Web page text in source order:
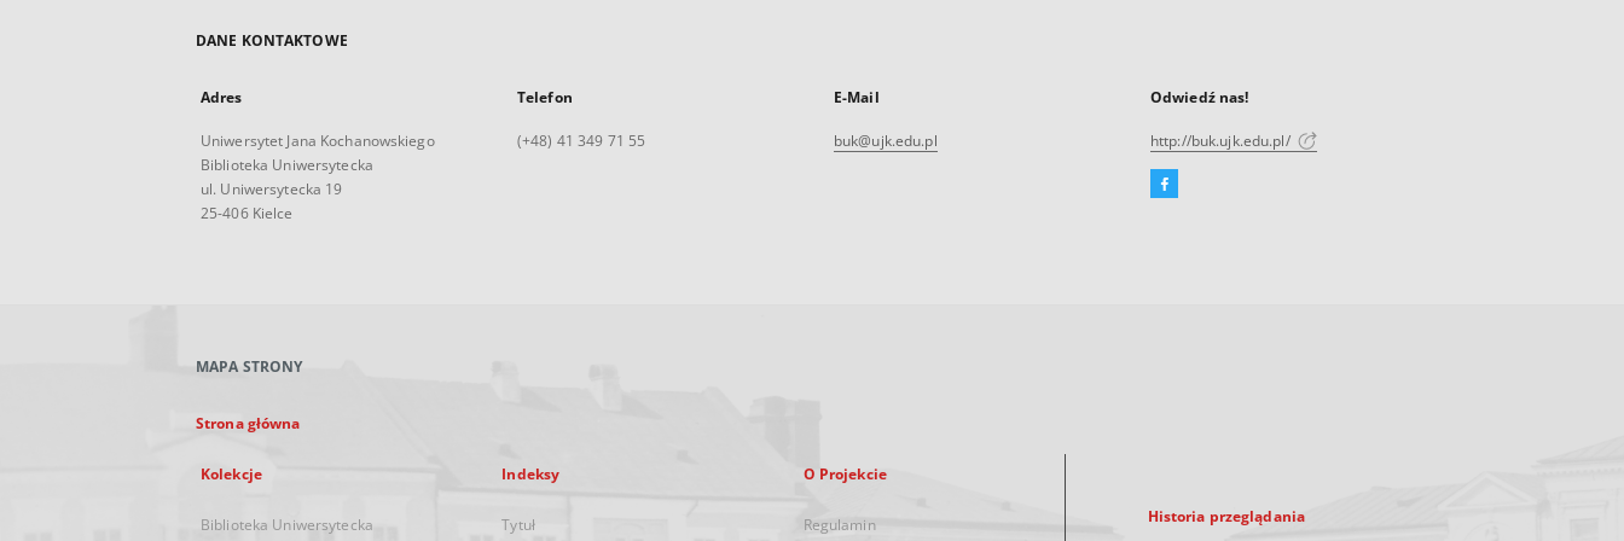
DANE KONTAKTOWE
Adres
Uniwersytet Jana Kochanowskiego
Biblioteka Uniwersytecka
ul. Uniwersytecka 19
25-406 Kielce
Telefon
(+48) 41 349 71 55
E-Mail
buk@ujk.edu.pl
Odwiedź nas!
http://buk.ujk.edu.pl/
Facebook
MAPA STRONY
Strona główna
Kolekcje
Biblioteka Uniwersytecka
Indeksy
Tytuł
O Projekcie
Regulamin Historia przeglądania